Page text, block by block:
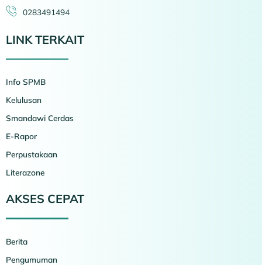
0283491494
LINK TERKAIT
Info SPMB
Kelulusan
Smandawi Cerdas
E-Rapor
Perpustakaan
Literazone
AKSES CEPAT
Berita
Pengumuman